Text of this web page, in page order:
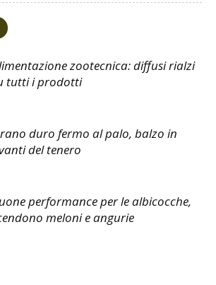
zootecnica: diffusi rialzi
tutti i prodotti
duro fermo al palo, balzo in
del tenero
performance per le albicocche,
meloni e angurie